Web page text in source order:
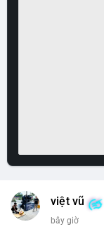
việt vũ
bây giờ